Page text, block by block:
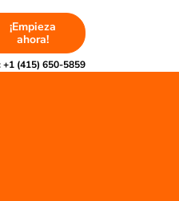
¡Empieza
ahora!
+1 (415) 650-5859